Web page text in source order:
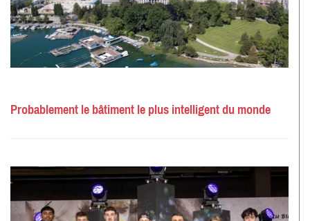
Probablement le bâtiment le plus intelligent du monde